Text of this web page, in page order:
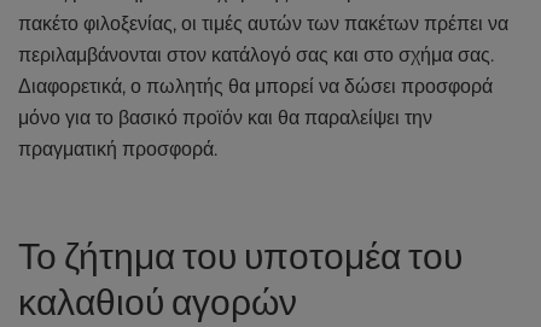
πακέτο φιλοξενίας, οι τιμές αυτών των πακέτων πρέπει να
περιλαμβάνονται στον κατάλογό σας και στο σχήμα σας.
Διαφορετικά, ο πωλητής θα μπορεί να δώσει προσφορά
μόνο για το βασικό προϊόν και θα παραλείψει την
πραγματική προσφορά.
Το ζήτημα του υποτομέα του
καλαθιού αγορών